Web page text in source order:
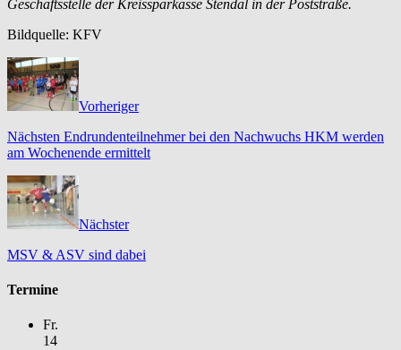
Geschäftsstelle der Kreissparkasse Stendal in der Poststraße.
Bildquelle: KFV
Vorheriger
Nächsten Endrundenteilnehmer bei den Nachwuchs HKM werden
am Wochenende ermittelt
Nächster
MSV & ASV sind dabei
Termine
Fr.
14